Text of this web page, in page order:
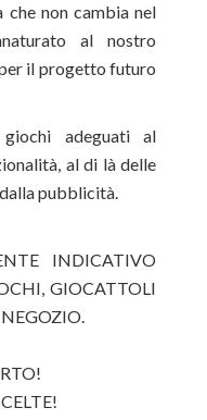
che non cambia nel
al nostro
il progetto futuro
adeguati al
al di là delle
pubblicità.
INDICATIVO
GIOCATTOLI